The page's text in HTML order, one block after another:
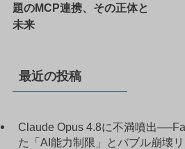
題のMCP連携、その正体と
未来
最近の投稿
Claude Opus 4.8に不満噴出
た「AI能力制限」とバブル崩壊リ